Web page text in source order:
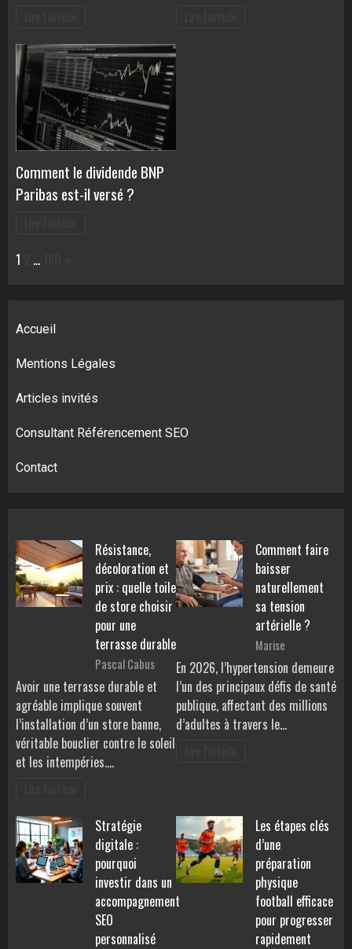
Comment le dividende BNP
Paribas est-il versé ?
Page:
1 …
Accueil
Mentions Légales
Articles invités
Consultant Référencement SEO
Contact
Résistance,
décoloration et
prix : quelle toile
de store choisir
pour une
terrasse durable
Pascal Cabus
Avoir une terrasse durable et
agréable implique souvent
l’installation d’un store banne,
véritable bouclier contre le soleil
et les intempéries.…
Comment faire
baisser
naturellement
sa tension
artérielle ?
Marise
En 2026, l’hypertension demeure
l’un des principaux défis de santé
publique, affectant des millions
d’adultes à travers le…
Stratégie
digitale :
pourquoi
investir dans un
accompagnement
SEO
personnalisé
Les étapes clés
d’une
préparation
physique
football efficace
pour progresser
rapidement